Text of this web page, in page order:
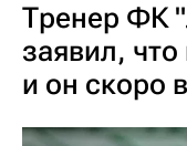
Тренер ФК
заявил, что
и он скоро